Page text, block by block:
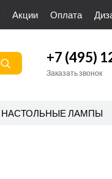
Акции Оплата
+7 (495)
Заказать звонок
НАСТОЛЬНЫЕ ЛАМПЫ